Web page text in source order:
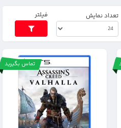
تعداد نمایش فیلتر
تماس بگیرید